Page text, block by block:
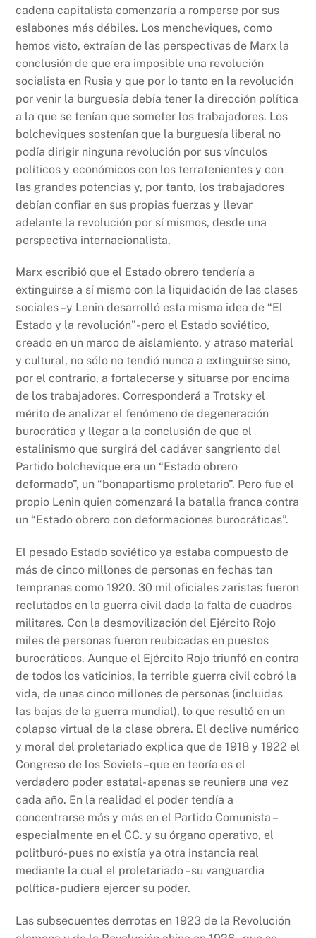
cadena capitalista comenzaría a romperse por sus
eslabones más débiles. Los mencheviques, como
hemos visto, extraían de las perspectivas de Marx la
conclusión de que era imposible una revolución
socialista en Rusia y que por lo tanto en la revolución
por venir la burguesía debía tener la dirección política
a la que se tenían que someter los trabajadores. Los
bolcheviques sostenían que la burguesía liberal no
podía dirigir ninguna revolución por sus vínculos
políticos y económicos con los terratenientes y con
las grandes potencias y, por tanto, los trabajadores
debían confiar en sus propias fuerzas y llevar
adelante la revolución por sí mismos, desde una
perspectiva internacionalista.
Marx escribió que el Estado obrero tendería a
extinguirse a sí mismo con la liquidación de las clases
sociales –y Lenin desarrolló esta misma idea de “El
Estado y la revolución”- pero el Estado soviético,
creado en un marco de aislamiento, y atraso material
y cultural, no sólo no tendió nunca a extinguirse sino,
por el contrario, a fortalecerse y situarse por encima
de los trabajadores. Corresponderá a Trotsky el
mérito de analizar el fenómeno de degeneración
burocrática y llegar a la conclusión de que el
estalinismo que surgirá del cadáver sangriento del
Partido bolchevique era un “Estado obrero
deformado”, un “bonapartismo proletario”. Pero fue el
propio Lenin quien comenzará la batalla franca contra
un “Estado obrero con deformaciones burocráticas”.
El pesado Estado soviético ya estaba compuesto de
más de cinco millones de personas en fechas tan
tempranas como 1920. 30 mil oficiales zaristas fueron
reclutados en la guerra civil dada la falta de cuadros
militares. Con la desmovilización del Ejército Rojo
miles de personas fueron reubicadas en puestos
burocráticos. Aunque el Ejército Rojo triunfó en contra
de todos los vaticinios, la terrible guerra civil cobró la
vida, de unas cinco millones de personas (incluidas
las bajas de la guerra mundial), lo que resultó en un
colapso virtual de la clase obrera. El declive numérico
y moral del proletariado explica que de 1918 y 1922 el
Congreso de los Soviets –que en teoría es el
verdadero poder estatal- apenas se reuniera una vez
cada año. En la realidad el poder tendía a
concentrarse más y más en el Partido Comunista –
especialmente en el CC. y su órgano operativo, el
politburó- pues no existía ya otra instancia real
mediante la cual el proletariado –su vanguardia
política- pudiera ejercer su poder.
Las subsecuentes derrotas en 1923 de la Revolución